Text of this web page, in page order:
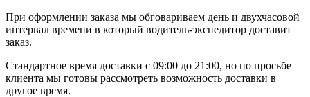
При оформлении заказа мы обговариваем день и двухчасовой
интервал времени в который водитель-экспедитор доставит
заказ.
Стандартное время доставки с 09:00 до 21:00, но по просьбе
клиента мы готовы рассмотреть возможность доставки в
другое время.